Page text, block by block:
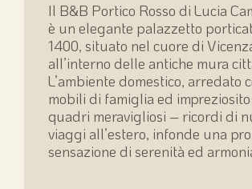
Il B&B Portico Rosso di Lucia
è un elegante palazzetto
1400, situato nel cuore di
all’interno delle antiche mura
L’ambiente domestico, arredato
mobili di famiglia ed
quadri meravigliosi – ricordi di
viaggi all’estero, infonde una
sensazione di serenità ed